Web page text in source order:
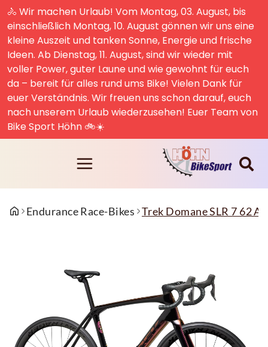
🚴 Wir machen Urlaub! Vom Montag, 03. August, bis
einschließlich Montag, 10. August gönnen wir uns eine
kleine Auszeit und tanken Sonne, Energie und frische
Ideen. Ab Dienstag, 11. August, sind wir wieder mit
voller Power, guter Laune und wie gewohnt für euch
da – bereit für alles rund ums Bike! Vielen Dank für
euer Verständnis. Wir freuen uns schon darauf, euch
nach unserem Urlaub wiederzusehen! Euer Team von
Bike Sport Höhn 🚲☀️
Endurance Race-Bikes Trek Domane SLR 7 62